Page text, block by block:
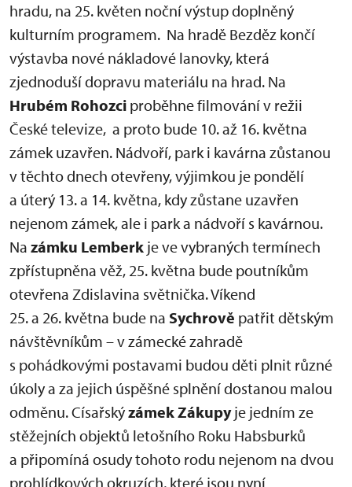
hradu, na 25. květen noční výstup doplněný
kulturním programem. Na hradě Bezděz končí
výstavba nové nákladové lanovky, která
zjednoduší dopravu materiálu na hrad. Na
Hrubém Rohozci proběhne filmování v režii
České televize, a proto bude 10. až 16. května
zámek uzavřen. Nádvoří, park i kavárna zůstanou
v těchto dnech otevřeny, výjimkou je pondělí
a úterý 13. a 14. května, kdy zůstane uzavřen
nejenom zámek, ale i park a nádvoří s kavárnou.
Na zámku Lemberk je ve vybraných termínech
zpřístupněna věž, 25. května bude poutníkům
otevřena Zdislavina světnička. Víkend
25. a 26. května bude na Sychrově patřit dětským
návštěvníkům – v zámecké zahradě
s pohádkovými postavami budou děti plnit různé
úkoly a za jejich úspěšné splnění dostanou malou
odměnu. Císařskýzámek Zákupyje jedním ze
stěžejních objektů letošního Roku Habsburků
a připomíná osudy tohoto rodu nejenom na dvou
prohlídkových okruzích, které jsou nyní